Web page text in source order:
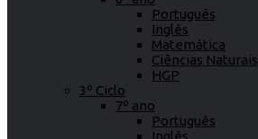
Português
Inglês
Matemática
Ciências Naturais
HGP
3º Ciclo
7º ano
Português